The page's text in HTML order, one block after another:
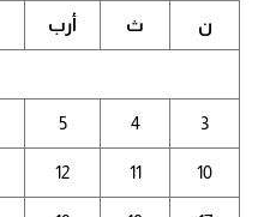
ن ث أرب
3
4
5
10
11
12